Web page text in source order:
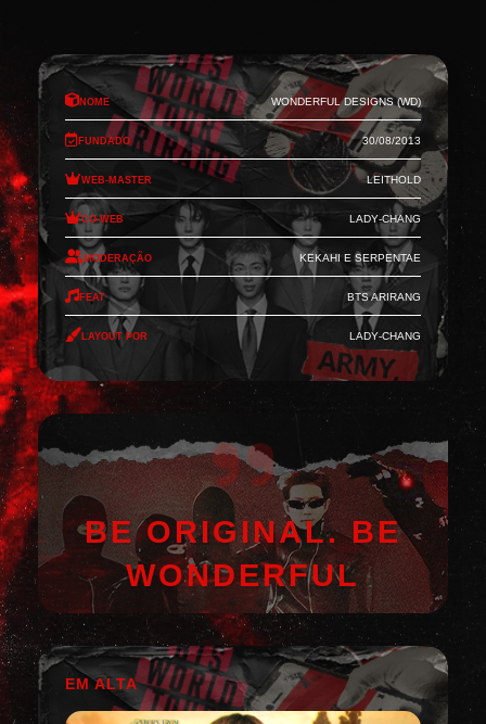
Nome Wonderful Designs (WD)
Fundado 30/08/2013
Web-Master Leithold
Co-Web Lady-Chang
Moderação Kekahi e Serpentae
Feat BTS Arirang
Layout por Lady-Chang
BE ORIGINAL. BE
WONDERFUL
EM ALTA